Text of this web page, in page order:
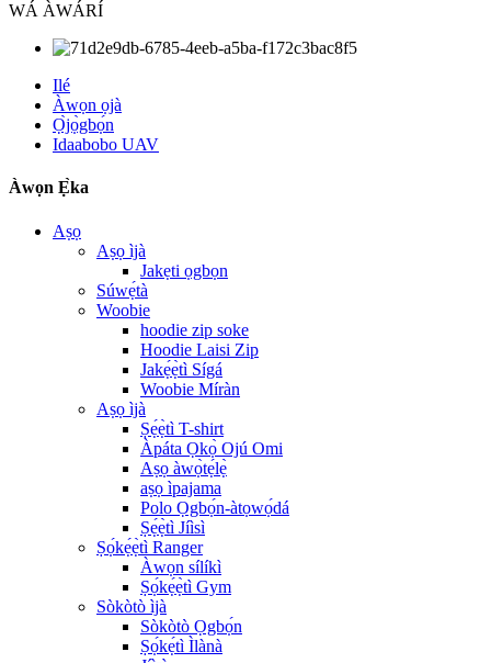
WÁ ÀWÁRÍ
Ilé
Àwọn ọjà
Ọ̀jọ̀gbọ́n
Idaabobo UAV
Àwọn Ẹ̀ka
Aṣọ
Aṣọ ìjà
Jakẹti ọgbọn
Súwẹ́tà
Woobie
hoodie zip soke
Hoodie Laisi Zip
Jakẹ́ẹ̀tì Sígá
Woobie Míràn
Aṣọ ìjà
Ṣẹ́ẹ̀tì T-shirt
Àpáta Ọkọ̀ Ojú Omi
Aṣọ àwọ̀tẹ́lẹ̀
aṣọ ìpajama
Polo Ọgbọ́n-àtọwọ́dá
Ṣẹ́ẹ̀tì Jíìsì
Ṣọ́kẹ́ẹ̀tì Ranger
Àwọn sílíkì
Ṣọ́kẹ́ẹ̀tì Gym
Sòkòtò ìjà
Sòkòtò Ọgbọ́n
Ṣọ́kẹ́tì Ìlànà